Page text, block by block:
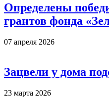
Определены
грантов фонда
07 апреля 2026
Зацвели у дома
23 марта 2026